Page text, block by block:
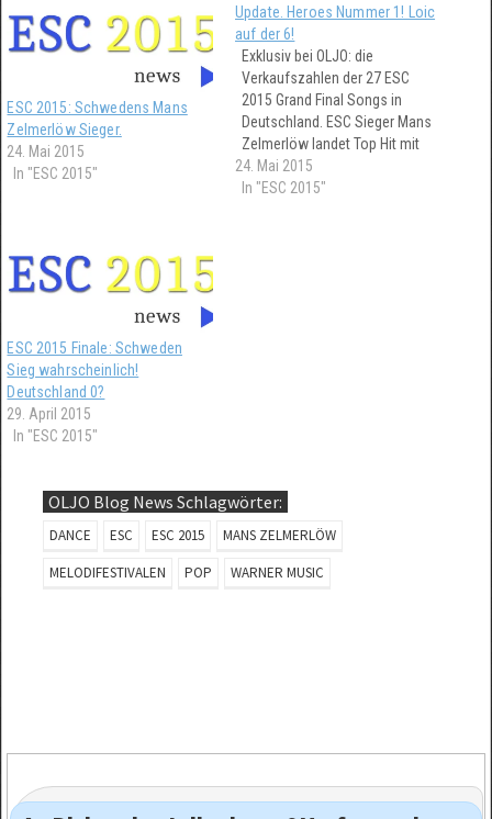
ESC 2015: Schwedens Mans
Zelmerlöw Sieger.
24. Mai 2015
In "ESC 2015"
Update. Heroes Nummer 1! Loic
auf der 6!
Exklusiv bei OLJO: die
Verkaufszahlen der 27 ESC
2015 Grand Final Songs in
Deutschland. ESC Sieger Mans
Zelmerlöw landet Top Hit mit
fast 10.000 Verkäufen. Ein
ausgezeichneter Platz 6 ist für
24. Mai 2015
In "ESC 2015"
ESC 2015 Finale: Schweden
Sieg wahrscheinlich!
Deutschland 0?
29. April 2015
In "ESC 2015"
OLJO Blog News Schlagwörter:
DANCE ESC ESC 2015
MANS ZELMERLÖW
MELODIFESTIVALEN
POP WARNER MUSIC